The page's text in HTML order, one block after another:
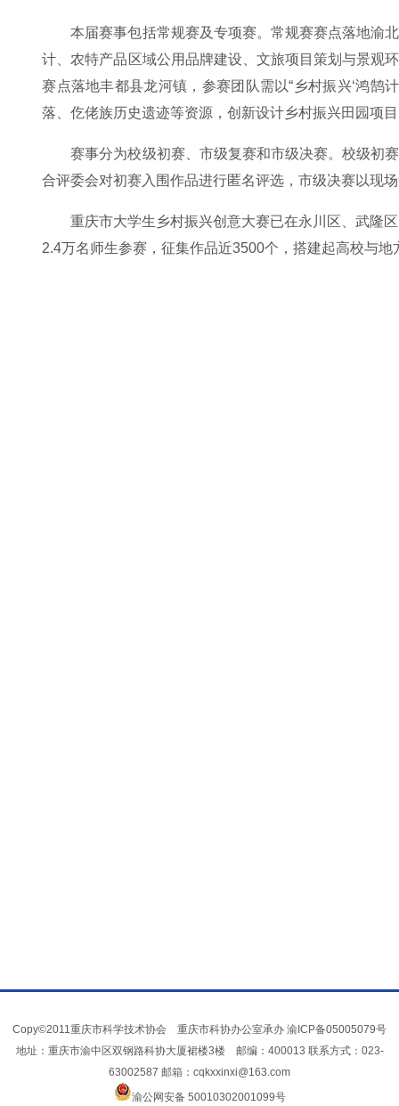
本届赛事包括常规赛及专项赛。常规赛赛点落地渝
计、农特产品区域公用品牌建设、文旅项目策划与景观
赛点落地丰都县龙河镇，参赛团队需以“乡村振兴‘鸿鹄
落、仡佬族历史遗迹等资源，创新设计乡村振兴田园项
赛事分为校级初赛、市级复赛和市级决赛。校级初
合评委会对初赛入围作品进行匿名评选，市级决赛以现
重庆市大学生乡村振兴创意大赛已在永川区、武隆
2.4万名师生参赛，征集作品近3500个，搭建起高校与地
Copy©2011重庆市科学技术协会 重庆市科协办公室承办 渝ICP备05005079号
地址：重庆市渝中区双钢路科协大厦裙楼3楼 邮编：400013 联系方式：023-
63002587 邮箱：cqkxxinxi@163.com
渝公网安备 50010302001099号